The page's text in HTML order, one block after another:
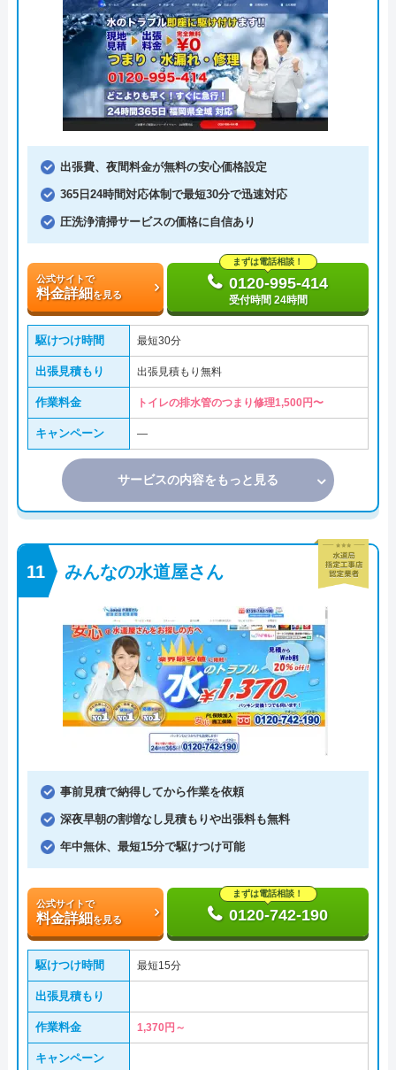
出張費、夜間料金が無料の安心価格設定
365日24時間対応体制で最短30分で迅速対応
圧洗浄清掃サービスの価格に自信あり
公式サイトで
料金詳細を見る
まずは電話相談！
0120-995-414
受付時間 24時間
駆けつけ時間 最短30分
出張見積もり 出張見積もり無料
作業料金 トイレの排水管のつまり修理1,500円〜
キャンペーン ―
サービスの内容をもっと見る
みんなの水道屋さん
事前見積で納得してから作業を依頼
深夜早朝の割増なし見積もりや出張料も無料
年中無休、最短15分で駆けつけ可能
公式サイトで
料金詳細を見る
まずは電話相談！
0120-742-190
駆けつけ時間 最短15分
出張見積もり
作業料金 1,370円～
キャンペーン